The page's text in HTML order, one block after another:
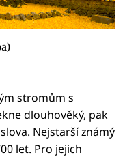
stromům s
dlouhověký, pak
Nejstarší známý
let. Pro jejich